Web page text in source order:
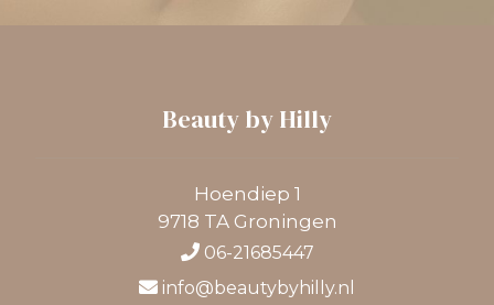
Beauty by Hilly
Hoendiep 1
9718 TA Groningen
06-21685447
info@beautybyhilly.nl